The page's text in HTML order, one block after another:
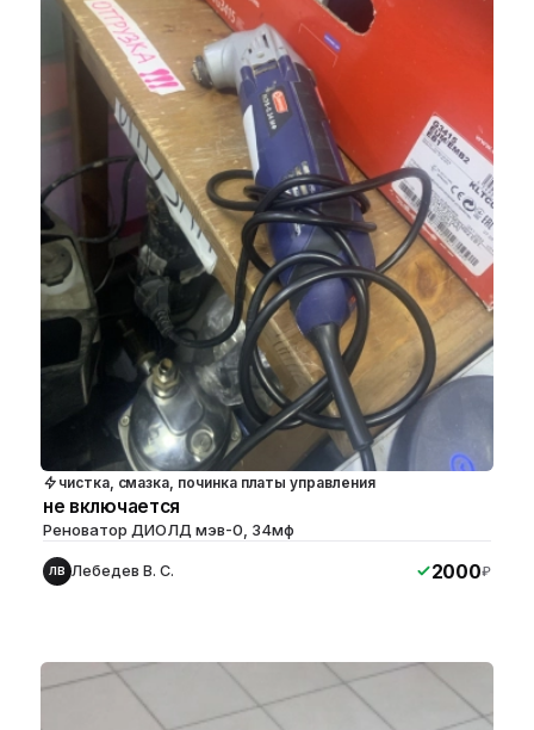
чистка, смазка, починка платы управления
не включается
Реноватор ДИОЛД мэв-0, 34мф
ЛВ Лебедев В. С. 2000₽